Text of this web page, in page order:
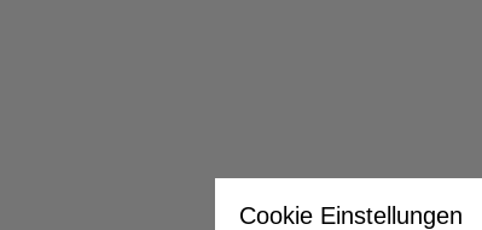
Cookie Einstellungen